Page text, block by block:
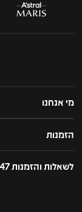
מי אנחנו
הזמנות
לשאלות והזמנות 6647*